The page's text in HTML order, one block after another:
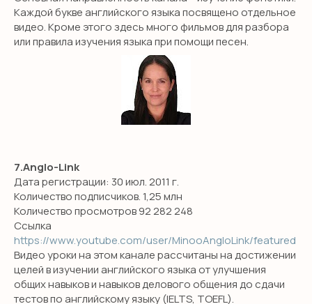
Каждой букве английского языка посвящено отдельное
видео. Кроме этого здесь много фильмов для разбора
или правила изучения языка при помощи песен.
7.Anglo-Link
Дата регистрации: 30 июл. 2011 г.
Количество подписчиков. 1,25 млн
Количество просмотров 92 282 248
Ссылка
https://www.youtube.com/user/MinooAngloLink/featured
Видео уроки на этом канале рассчитаны на достижении
целей в изучении английского языка от улучшения
общих навыков и навыков делового общения до сдачи
тестов по английскому языку (IELTS, TOEFL).
SCHOOL
Детям
Международные экзамены
Взрослым
Бизнес английский
Английский для школьников
ПОЛУЧИТЬ КОНСУЛЬТАЦИЮ
откройте для себя новый уровень
владения английским!